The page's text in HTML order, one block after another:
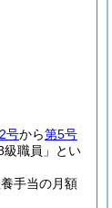
号から第5号
級職員」とい
手当の月額